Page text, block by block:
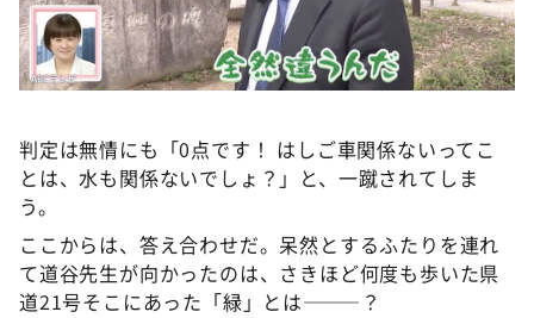
判定は無情にも「0点です！ はしご車関係ないってこ
とは、水も関係ないでしょ？」と、一蹴されてしま
う。
ここからは、答え合わせだ。呆然とするふたりを連れ
て道谷先生が向かったのは、さきほど何度も歩いた県
道21号そこにあった「緑」とは———？